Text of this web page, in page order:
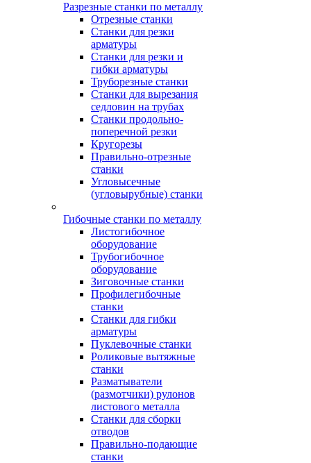
Разрезные станки по металлу
Отрезные станки
Станки для резки
арматуры
Станки для резки и
гибки арматуры
Труборезные станки
Станки для вырезания
седловин на трубаx
Станки продольно-
поперечной резки
Кругорезы
Правильно-отрезные
станки
Угловысечные
(угловырубные) станки
Гибочные станки по металлу
Листогибочное
оборудование
Трубогибочное
оборудование
Зиговочные станки
Профилегибочные
станки
Станки для гибки
арматуры
Пуклевочные станки
Роликовые вытяжные
станки
Разматыватели
(размотчики) рулонов
листового металла
Станки для сборки
отводов
Правильно-подающие
станки